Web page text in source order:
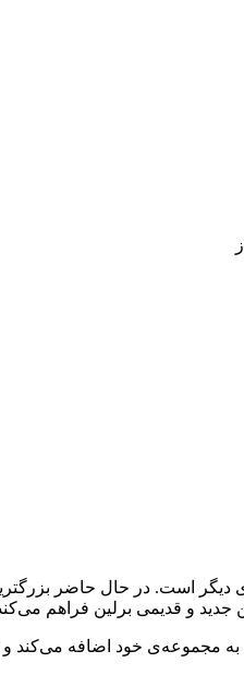
دیگر است. در حال حاضر
مجموعه‌ی خود اضافه می‌کند